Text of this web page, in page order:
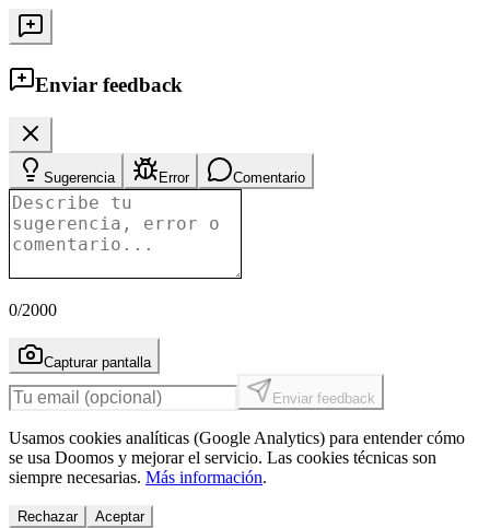
Enviar feedback
Sugerencia Error Comentario
0/2000
Capturar pantalla
Enviar feedback
Usamos cookies analíticas (Google Analytics) para entender cómo
se usa Doomos y mejorar el servicio. Las cookies técnicas son
siempre necesarias. Más información.
Rechazar Aceptar